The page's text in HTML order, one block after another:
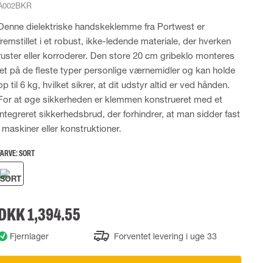
Multinorm regntøj
Tilbehør til åndedrætsværn
TASKER
Løftetasker
Diverse tasker
dielektriske handskeklemme fra Portwest er
i et robust, ikke-ledende materiale, der hverken
eller korroderer. Den store 20 cm gribeklo monteres
på de fleste typer personlige værnemidler og kan holde
til 6 kg, hvilket sikrer, at dit udstyr altid er ved hånden.
at øge sikkerheden er klemmen konstrueret med et
sikkerhedsbrud, der forhindrer, at man sidder fast
maskiner eller konstruktioner.
SORT
1,394.55
Fjernlager Forventet levering i uge 33